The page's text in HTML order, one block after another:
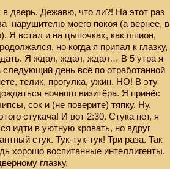
в дверь. Дежавю, что ли?! На этот раз
нарушителю моего покоя (а вернее, в
Я встал и на цыпочках, как шпион,
но когда я припал к глазку,
Я ждал, ждал, ждал… В 5 утра я
день всё по отработанной
телик, прогулка, ужин. НО! В эту
ночного визитёра. Я принёс
сок и (не поверите) тяпку. Ну,
стукача! И вот 2:30. Стука нет, я
идти в уютную кровать, но вдруг
стук. Тук-тук-тук! Три раза. Так
хорошо воспитанные интеллигенты.
глазку.